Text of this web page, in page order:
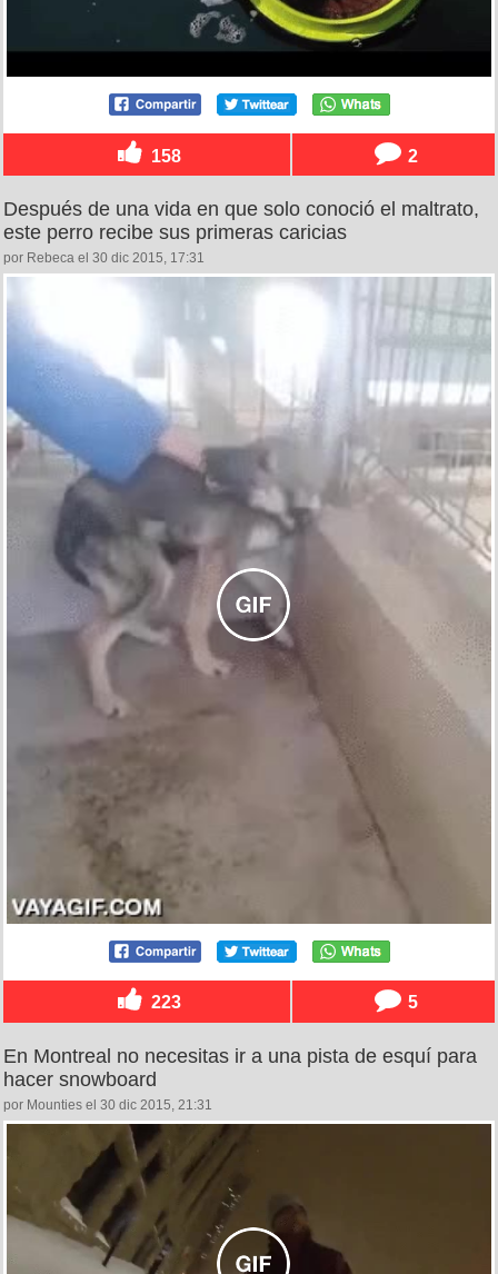
158 2
Después de una vida en que solo conoció el maltrato,
este perro recibe sus primeras caricias
por Rebeca el 30 dic 2015, 17:31
223 5
En Montreal no necesitas ir a una pista de esquí para
hacer snowboard
por Mounties el 30 dic 2015, 21:31